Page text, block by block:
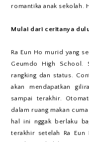
romantika anak sekolah.
Mulai dari ceritanya
Ra Eun Ho murid yang
Geumdo High School.
rangking dan status.
akan mendapatkan
sampai terakhir.
dalam ruang makan
hal ini nggak berlaku
terakhir setelah Ra Eun